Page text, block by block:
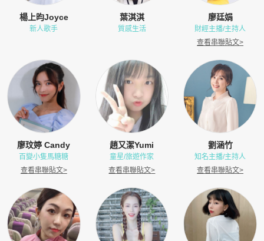
楊上昀Joyce
新人歌手
葉淇淇
質感生活
廖廷娟
財經主播/主持人
查看串聯貼文>
廖玟婷 Candy
百變小隻馬糖糖
查看串聯貼文>
趙又潔Yumi
童星/旅遊作家
查看串聯貼文>
劉涵竹
知名主播/主持人
查看串聯貼文>